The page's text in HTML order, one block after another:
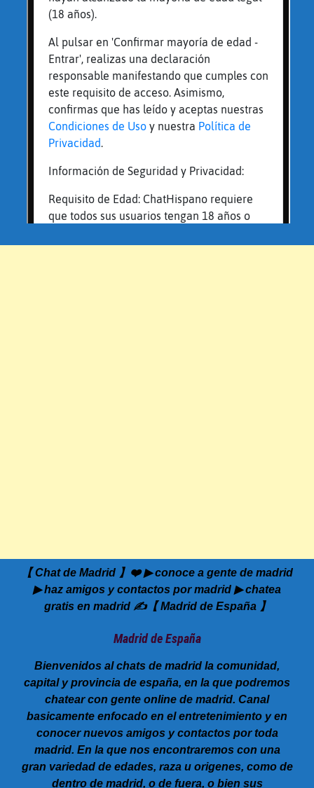
【 Chat de Madrid 】❤️ ▶ conoce a gente de madrid
▶ haz amigos y contactos por madrid ▶ chatea
gratis en madrid ✍️【 Madrid de España 】
Madrid de España
Bienvenidos al chats de madrid la comunidad,
capital y provincia de españa, en la que podremos
chatear con gente online de madrid. Canal
basicamente enfocado en el entretenimiento y en
conocer nuevos amigos y contactos por toda
madrid. En la que nos encontraremos con una
gran variedad de edades, raza u origenes, como de
dentro de madrid, o de fuera, o bien sus